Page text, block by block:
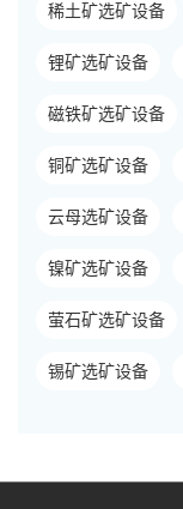
稀土矿选矿设备
锂矿选矿设备
磁铁矿选矿设备
铜矿选矿设备
云母选矿设备
镍矿选矿设备
萤石矿选矿设备
锡矿选矿设备